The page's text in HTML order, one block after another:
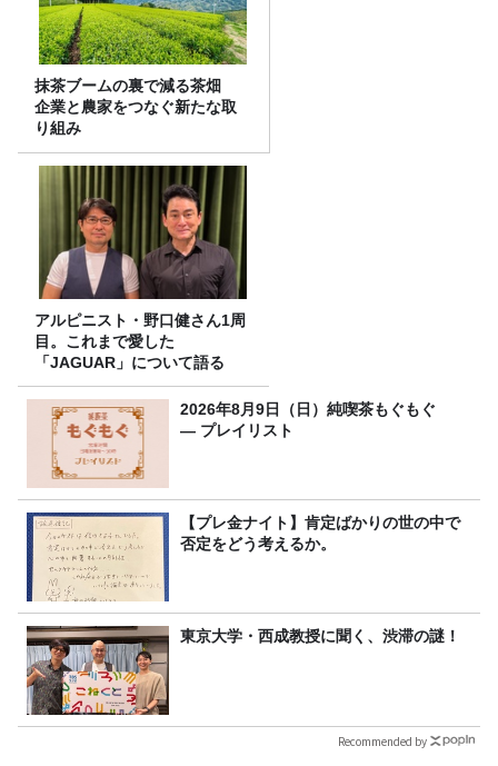
抹茶ブームの裏で減る茶畑
企業と農家をつなぐ新たな取
り組み
アルピニスト・野口健さん1周
目。これまで愛した
「JAGUAR」について語る
2026年8月9日（日）純喫茶もぐもぐ
― プレイリスト
【プレ金ナイト】肯定ばかりの世の中で
否定をどう考えるか。
東京大学・西成教授に聞く、渋滞の謎！
Recommended by